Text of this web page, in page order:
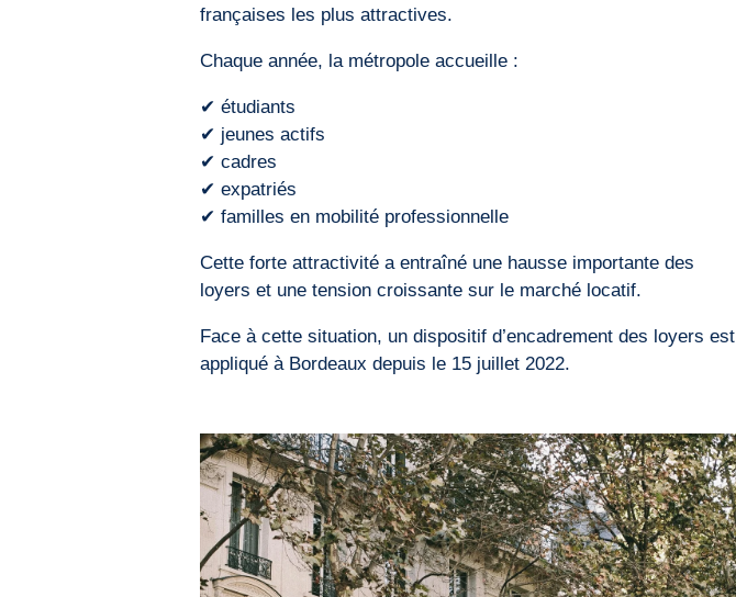
françaises les plus attractives.
Chaque année, la métropole accueille :
✔ étudiants
✔ jeunes actifs
✔ cadres
✔ expatriés
✔ familles en mobilité professionnelle
Cette forte attractivité a entraîné une hausse importante des
loyers et une tension croissante sur le marché locatif.
Face à cette situation, un dispositif d’encadrement des loyers est
appliqué à Bordeaux depuis le 15 juillet 2022.